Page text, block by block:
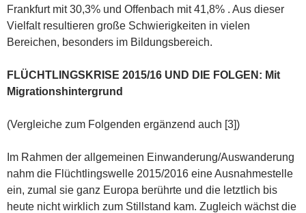
Frankfurt mit 30,3% und Offenbach mit 41,8% . Aus dieser
Vielfalt resultieren große Schwierigkeiten in vielen
Bereichen, besonders im Bildungsbereich.
FLÜCHTLINGSKRISE 2015/16 UND DIE FOLGEN: Mit
Migrationshintergrund
(Vergleiche zum Folgenden ergänzend auch [3])
Im Rahmen der allgemeinen Einwanderung/Auswanderung
nahm die Flüchtlingswelle 2015/2016 eine Ausnahmestelle
ein, zumal sie ganz Europa berührte und die letztlich bis
heute nicht wirklich zum Stillstand kam. Zugleich wächst die